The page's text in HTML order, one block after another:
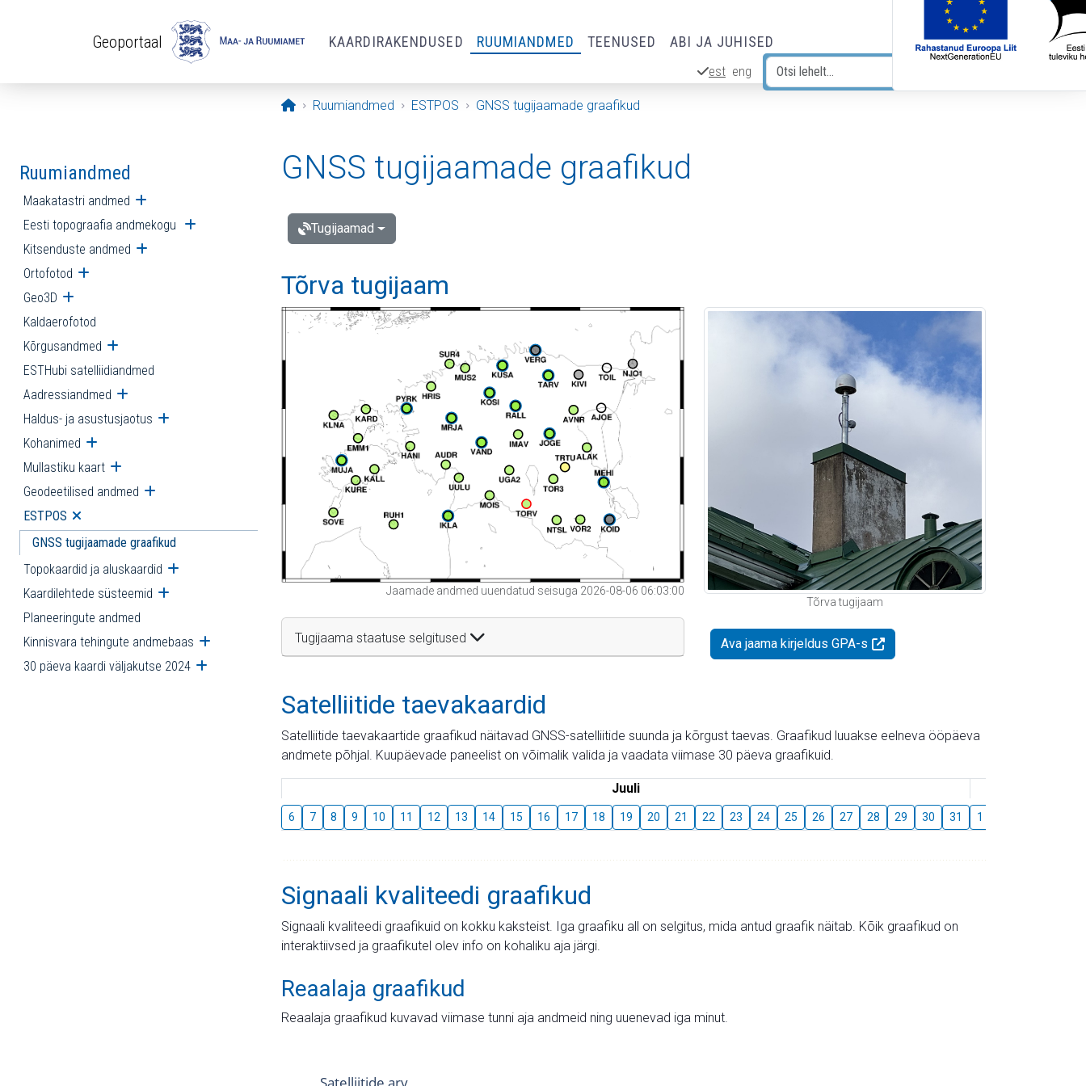
Geoportaal KAARDIRAKENDUSED RUUMIANDMED TEENUSED ABI JA JUHISED
est eng
Avaleht
Ruumiandmed ESTPOS GNSS tugijaamade graafikud
Ruumiandmed
Maakatastri andmed Ava alammenüü
Eesti topograafia andmekogu Ava alammenüü
Kitsenduste andmed Ava alammenüü
Ortofotod Ava alammenüü
Geo3D Ava alammenüü
Kaldaerofotod
Kõrgusandmed Ava alammenüü
ESTHubi satelliidiandmed
Aadressiandmed Ava alammenüü
Haldus- ja asustusjaotus Ava alammenüü
Kohanimed Ava alammenüü
Mullastiku kaart Ava alammenüü
Geodeetilised andmed Ava alammenüü
ESTPOS Ava alammenüü
GNSS tugijaamade graafikud
Topokaardid ja aluskaardid Ava alammenüü
Kaardilehtede süsteemid Ava alammenüü
Planeeringute andmed
Kinnisvara tehingute andmebaas Ava alammenüü
30 päeva kaardi väljakutse 2024 Ava alammenüü
GNSS tugijaamade graafikud
Tugijaamad
Tõrva tugijaam
Jaamade andmed uuendatud seisuga 2026-08-06 06:03:00
Tugijaama staatuse selgitused
Tõrva tugijaam
Ava jaama kirjeldus GPA-s
Satelliitide taevakaardid
Satelliitide taevakaartide graafikud näitavad GNSS-satelliitide suunda ja kõrgust taevas. Graafikud luuakse eelneva ööpäeva
andmete põhjal. Kuupäevade paneelist on võimalik valida ja vaadata viimase 30 päeva graafikuid.
Juuli
6 7 8 9 10 11 12 13 14 15 16 17 18 19 20 21 22 23 24 25 26 27 28 29 30 31 1
Signaali kvaliteedi graafikud
Signaali kvaliteedi graafikuid on kokku kaksteist. Iga graafiku all on selgitus, mida antud graafik näitab. Kõik graafikud on
interaktiivsed ja graafikutel olev info on kohaliku aja järgi.
Reaalaja graafikud
Reaalaja graafikud kuvavad viimase tunni aja andmeid ning uuenevad iga minut.